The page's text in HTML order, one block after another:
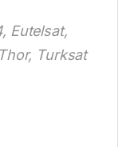
Eutelsat,
Turksat